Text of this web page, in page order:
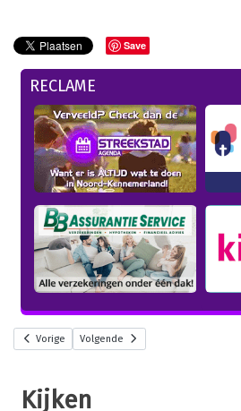
Save
RECLAME
Vorige Volgende
Kijken